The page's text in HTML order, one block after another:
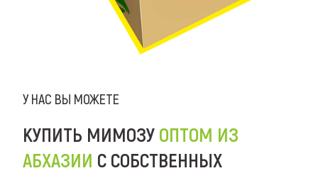
У НАС ВЫ МОЖЕТЕ
КУПИТЬ МИМОЗУ ОПТОМ ИЗ
АБХАЗИИ С СОБСТВЕННЫХ